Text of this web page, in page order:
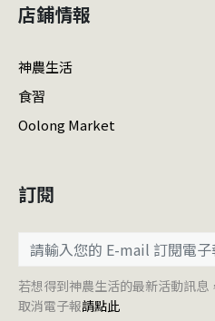
店鋪情報
神農生活
食習
Oolong Market
訂閱
若想得到神農生活的最新活動訊息
取消電子報請點此